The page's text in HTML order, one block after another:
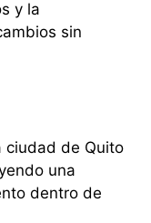
y la
sin
ciudad de Quito
una
dentro de